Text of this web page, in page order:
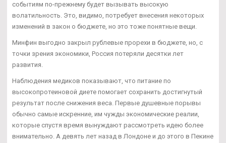
событиям по-прежнему будет вызывать высокую
волатильность. Это, видимо, потребует внесения некоторых
изменений в закон о бюджете, но это тоже понятные вещи.
Минфин выгодно закрыл рублевые прорехи в бюджете, но, с
точки зрения экономики, Россия потеряли десятки лет
развития.
Наблюдения медиков показывают, что питание по
высокопротеиновой диете помогает сохранить достигнутый
результат после снижения веса. Первые душевные порывы
обычно самые искренние, им чужды экономические реалии,
которые спустя время вынуждают рассмотреть идею более
внимательно. А девять лет назад в Лондоне и до этого в Пекине